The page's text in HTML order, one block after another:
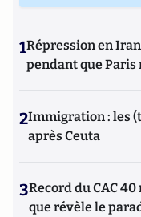
1Répression en
pendant que
2Immigration : les
après Ceuta
3Record du CAC
que révèle le